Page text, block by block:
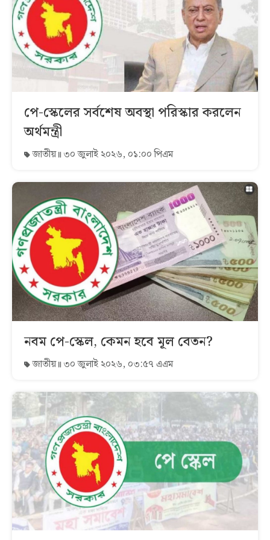
পে-স্কেলের সর্বশেষ অবস্থা পরিস্কার করলেন
অর্থমন্ত্রী
জাতীয় ৩০ জুলাই ২০২৬, ০১:০০ পিএম
নবম পে-স্কেল, কেমন হবে মূল বেতন?
জাতীয় ৩০ জুলাই ২০২৬, ০৩:৫৭ এএম